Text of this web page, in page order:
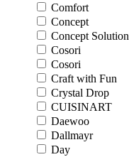
Comfort
Concept
Concept Solution
Cosori
Cosori
Craft with Fun
Crystal Drop
CUISINART
Daewoo
Dallmayr
Day